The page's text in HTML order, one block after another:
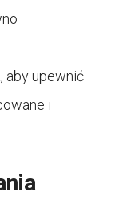
aby upewnić
i